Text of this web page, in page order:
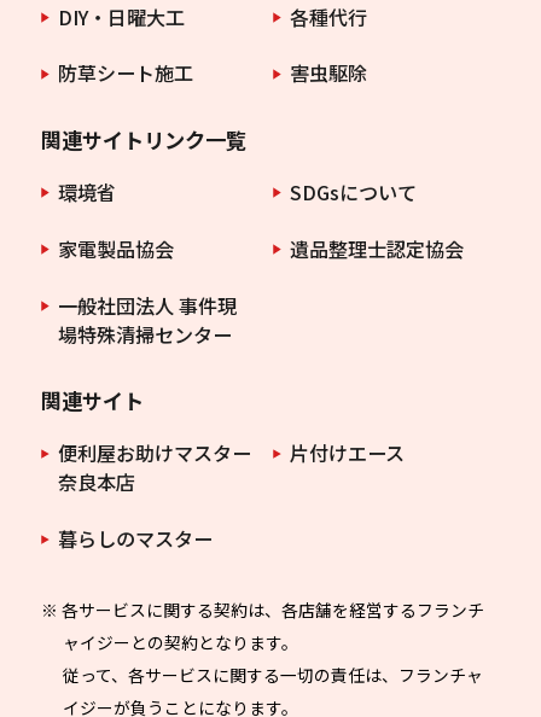
DIY・日曜大工
各種代行
防草シート施工
害虫駆除
関連サイトリンク一覧
環境省
SDGsについて
家電製品協会
遺品整理士認定協会
一般社団法人 事件現
場特殊清掃センター
関連サイト
便利屋お助けマスター
奈良本店
片付けエース
暮らしのマスター
※ 各サービスに関する契約は、各店舗を経営するフランチ
ャイジーとの契約となります。
従って、各サービスに関する一切の責任は、フランチャ
イジーが負うことになります。